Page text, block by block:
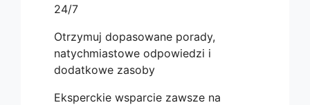
24/7
Otrzymuj dopasowane porady,
natychmiastowe odpowiedzi i
dodatkowe zasoby
Eksperckie wsparcie zawsze na